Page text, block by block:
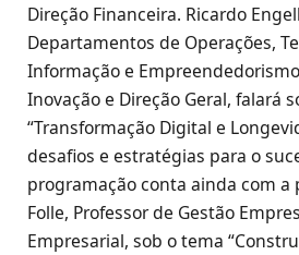
Direção Financeira. Ricardo
Departamentos de Operações,
Informação e
Inovação e Direção Geral, falará
“Transformação Digital e
desafios e estratégias para o
programação conta ainda com a
Folle, Professor de Gestão
Empresarial, sob o tema